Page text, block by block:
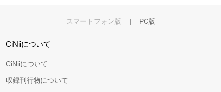
スマートフォン版 | PC版
CiNiiについて
CiNiiについて
収録刊行物について